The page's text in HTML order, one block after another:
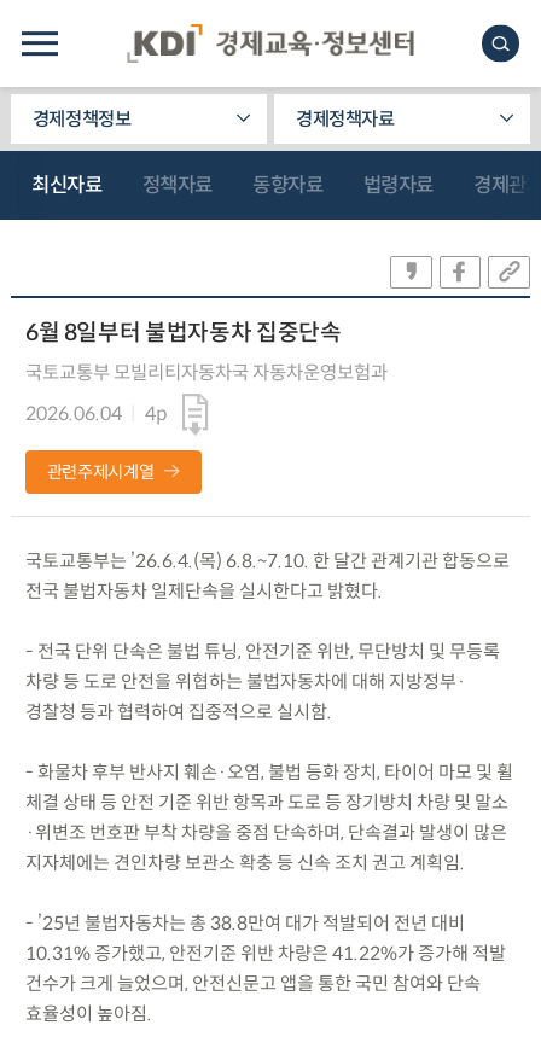
경제정책정보 경제정책자료
최신자료 정책자료 동향자료 법령자료 경제관
6월 8일부터 불법자동차 집중단속
국토교통부 모빌리티자동차국 자동차운영보험과
2026.06.04
4p
관련주제시계열
국토교통부는 ’26.6.4.(목) 6.8.~7.10. 한 달간 관계기관 합동으로
전국 불법자동차 일제단속을 실시한다고 밝혔다.
- 전국 단위 단속은 불법 튜닝, 안전기준 위반, 무단방치 및 무등록
차량 등 도로 안전을 위협하는 불법자동차에 대해 지방정부·
경찰청 등과 협력하여 집중적으로 실시함.
- 화물차 후부 반사지 훼손·오염, 불법 등화 장치, 타이어 마모 및 휠
체결 상태 등 안전 기준 위반 항목과 도로 등 장기방치 차량 및 말소
·위변조 번호판 부착 차량을 중점 단속하며, 단속결과 발생이 많은
지자체에는 견인차량 보관소 확충 등 신속 조치 권고 계획임.
- ’25년 불법자동차는 총 38.8만여 대가 적발되어 전년 대비
10.31% 증가했고, 안전기준 위반 차량은 41.22%가 증가해 적발
건수가 크게 늘었으며, 안전신문고 앱을 통한 국민 참여와 단속
효율성이 높아짐.